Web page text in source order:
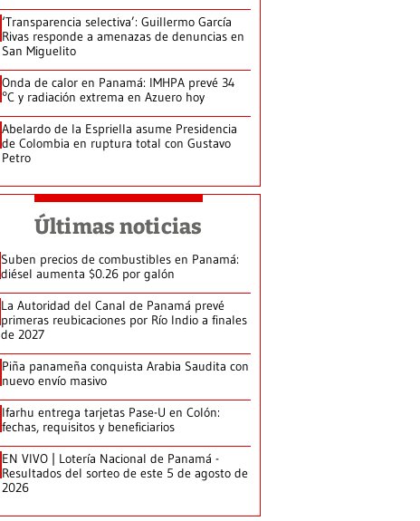
‘Transparencia selectiva’: Guillermo García
Rivas responde a amenazas de denuncias en
San Miguelito
Onda de calor en Panamá: IMHPA prevé 34
°C y radiación extrema en Azuero hoy
Abelardo de la Espriella asume Presidencia
de Colombia en ruptura total con Gustavo
Petro
Últimas noticias
Suben precios de combustibles en Panamá:
diésel aumenta $0.26 por galón
La Autoridad del Canal de Panamá prevé
primeras reubicaciones por Río Indio a finales
de 2027
Piña panameña conquista Arabia Saudita con
nuevo envío masivo
Ifarhu entrega tarjetas Pase-U en Colón:
fechas, requisitos y beneficiarios
EN VIVO | Lotería Nacional de Panamá -
Resultados del sorteo de este 5 de agosto de
2026